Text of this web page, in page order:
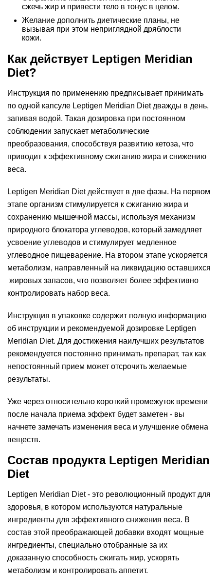
сжечь жир и привести тело в тонус в целом.
Желание дополнить диетические планы, не
вызывая при этом неприглядной дряблости
кожи.
Как действует Leptigen Meridian
Diеt?
Инструкция по применению предписывает принимать
по одной капсуле Leptigen Meridian Diеt дважды в день,
запивая водой. Такая дозировка при постоянном
соблюдении запускает метаболические
преобразования, способствуя развитию кетоза, что
приводит к эффективному сжиганию жира и снижению
веса.
Leptigen Meridian Diеt действует в две фазы. На первом
этапе организм стимулируется к сжиганию жира и
сохранению мышечной массы, используя механизм
природного блокатора углеводов, который замедляет
усвоение углеводов и стимулирует медленное
углеводное пищеварение. На втором этапе ускоряется
метаболизм, направленный на ликвидацию оставшихся
жировых запасов, что позволяет более эффективно
контролировать набор веса.
Инструкция в упаковке содержит полную информацию
об инструкции и рекомендуемой дозировке Leptigen
Meridian Diеt. Для достижения наилучших результатов
рекомендуется постоянно принимать препарат, так как
непостоянный прием может отсрочить желаемые
результаты.
Уже через относительно короткий промежуток времени
после начала приема эффект будет заметен - вы
начнете замечать изменения веса и улучшение обмена
веществ.
Состав продукта Leptigen Meridian
Diеt
Leptigen Meridian Diеt - это революционный продукт для
здоровья, в котором используются натуральные
ингредиенты для эффективного снижения веса. В
состав этой преображающей добавки входят мощные
ингредиенты, специально отобранные за их
доказанную способность сжигать жир, ускорять
метаболизм и контролировать аппетит.